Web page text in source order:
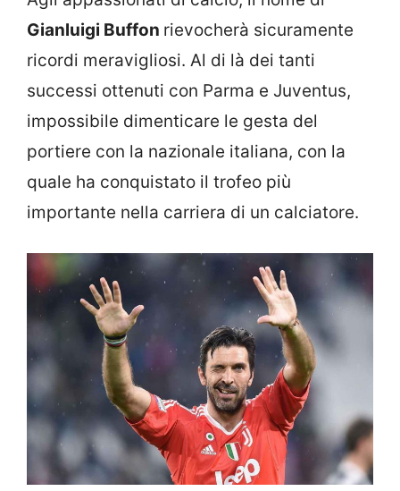
Gianluigi Buffon rievocherà sicuramente
ricordi meravigliosi. Al di là dei tanti
successi ottenuti con Parma e Juventus,
impossibile dimenticare le gesta del
portiere con la nazionale italiana, con la
quale ha conquistato il trofeo più
importante nella carriera di un calciatore.